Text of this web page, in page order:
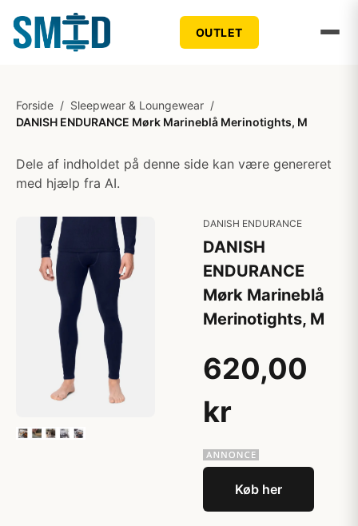
OUTLET
Forside / Sleepwear & Loungewear /
DANISH ENDURANCE Mørk Marineblå Merinotights, M
Dele af indholdet på denne side kan være genereret
med hjælp fra AI.
DANISH ENDURANCE
DANISH
ENDURANCE
Mørk Marineblå
Merinotights, M
620,00
kr
Køb her